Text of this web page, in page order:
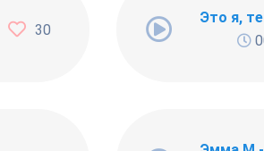
то нереально важный!
30
Это я,